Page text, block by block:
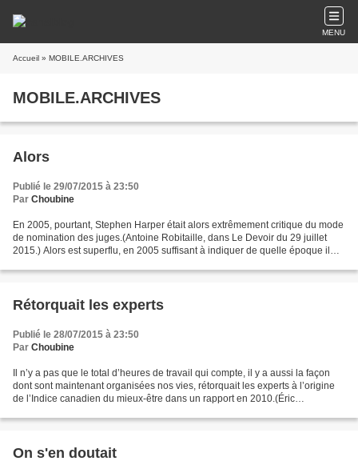
MENU
Accueil » MOBILE.ARCHIVES
MOBILE.ARCHIVES
Alors
Publié le 29/07/2015 à 23:50
Par Choubine
En 2005, pourtant, Stephen Harper était alors extrêmement critique du mode
de nomination des juges.(Antoine Robitaille, dans Le Devoir du 29 juillet
2015.) Alors est superflu, en 2005 suffisant à indiquer de quelle époque il
Rétorquait les experts
Publié le 28/07/2015 à 23:50
Par Choubine
Il n’y a pas que le total d’heures de travail qui compte, il y a aussi la façon
dont sont maintenant organisées nos vies, rétorquait les experts à l’origine
de l’Indice canadien du mieux-être dans un rapport en 2010.(Éric
On s'en doutait